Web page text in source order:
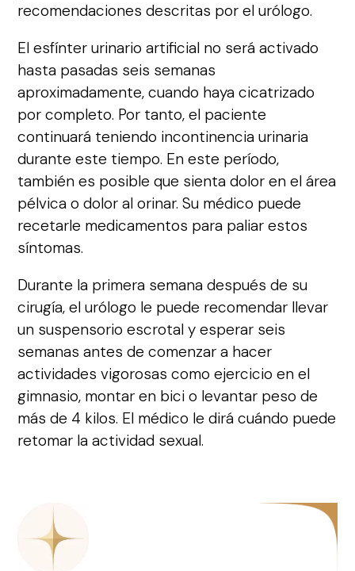
recomendaciones descritas por el urólogo.
El esfínter urinario artificial no será activado
hasta pasadas seis semanas
aproximadamente, cuando haya cicatrizado
por completo. Por tanto, el paciente
continuará teniendo incontinencia urinaria
durante este tiempo. En este período,
también es posible que sienta dolor en el área
pélvica o dolor al orinar. Su médico puede
recetarle medicamentos para paliar estos
síntomas.
Durante la primera semana después de su
cirugía, el urólogo le puede recomendar llevar
un suspensorio escrotal y esperar seis
semanas antes de comenzar a hacer
actividades vigorosas como ejercicio en el
gimnasio, montar en bici o levantar peso de
más de 4 kilos. El médico le dirá cuándo puede
retomar la actividad sexual.